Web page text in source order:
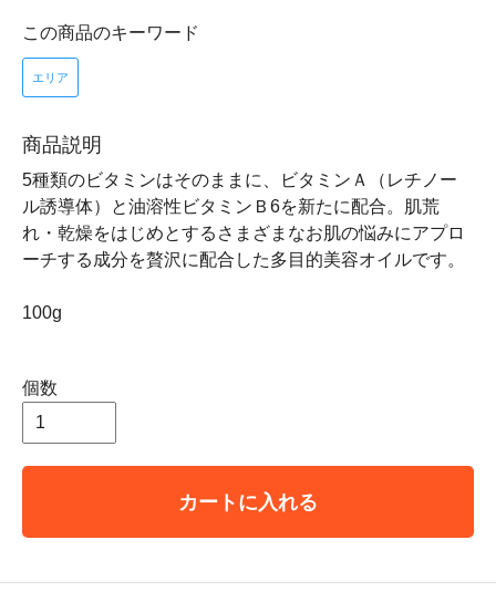
この商品のキーワード
エリア
商品説明
5種類のビタミンはそのままに、ビタミンＡ（レチノー
ル誘導体）と油溶性ビタミンＢ6を新たに配合。肌荒
れ・乾燥をはじめとするさまざまなお肌の悩みにアプロ
ーチする成分を贅沢に配合した多目的美容オイルです。
100g
個数
カートに入れる